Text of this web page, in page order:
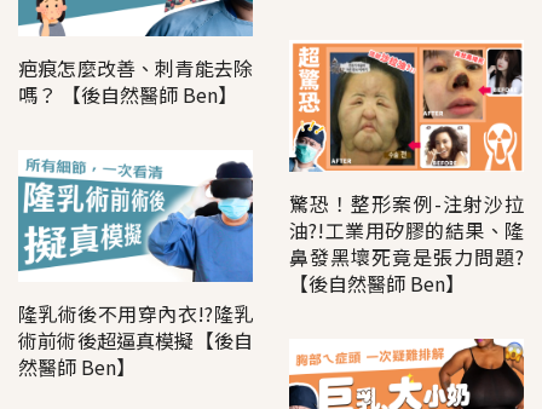
疤痕怎麼改善、刺青能去除
嗎？ 【後自然醫師 Ben】
驚恐！整形案例-注射沙拉
油?!工業用矽膠的結果、隆
鼻發黑壞死竟是張力問題?
【後自然醫師 Ben】
隆乳術後不用穿內衣!?隆乳
術前術後超逼真模擬【後自
然醫師 Ben】